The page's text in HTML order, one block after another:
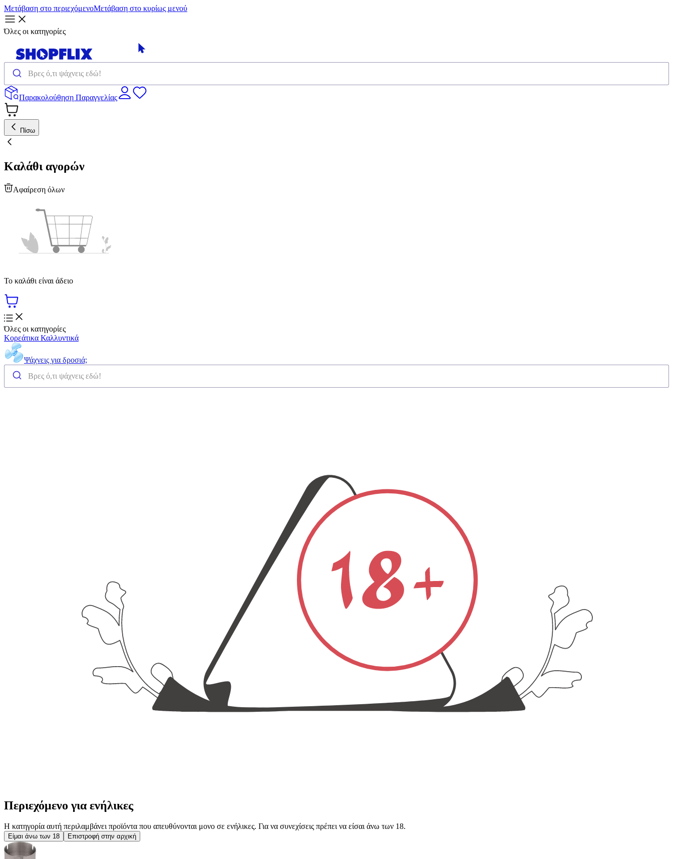
Μετάβαση στο περιεχόμενοΜετάβαση στο κυρίως μενού
Όλες οι κατηγορίες
Παρακολούθηση Παραγγελίας
Πίσω
Καλάθι αγορών
Αφαίρεση όλων
Το καλάθι είναι άδειο
Όλες οι κατηγορίες
Κορεάτικα Καλλυντικά
Ψάχνεις για δροσιά;
Περιεχόμενο για ενήλικες
Η κατηγορία αυτή περιλαμβάνει προϊόντα που απευθύνονται μονο σε ενήλικες. Για να συνεχίσεις πρέπει να είσαι άνω των 18.
Είμαι άνω των 18 Επιστροφή στην αρχική